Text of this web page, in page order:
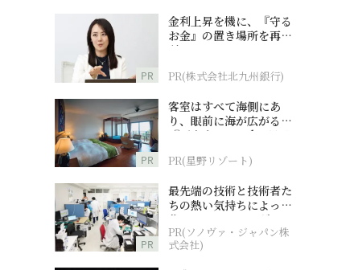
PR
金利上昇を機に、『守る
お金』の置き場所を再検
討
PR(株式会社北九州銀行)
PR
客室はすべて海側にあ
り、眼前に海が広がる
『西表島ホテル by 星野
PR(星野リゾート)
PR
最先端の技術と技術者た
ちの熱い気持ちによって
作られているオーダーメ
イド補聴器
PR(ソノヴァ・ジャパン株
式会社)